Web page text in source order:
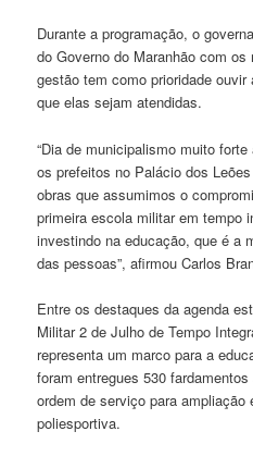
Durante a programação, o
do Governo do Maranhão com
gestão tem como prioridade
que elas sejam atendidas.
“Dia de municipalismo muito
os prefeitos no Palácio dos
obras que assumimos o
primeira escola militar em tempo
investindo na educação, que é a
das pessoas”, afirmou Carlos
Entre os destaques da agenda
Militar 2 de Julho de Tempo
representa um marco para a
foram entregues 530
ordem de serviço para ampliação
poliesportiva.